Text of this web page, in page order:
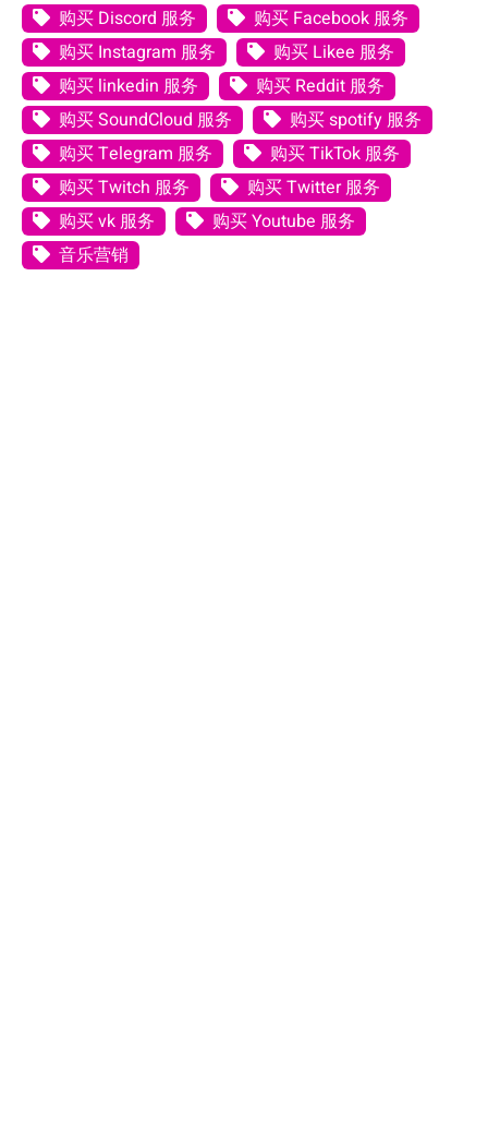
购买 Discord 服务
购买 Facebook 服务
购买 Instagram 服务
购买 Likee 服务
购买 linkedin 服务
购买 Reddit 服务
购买 SoundCloud 服务
购买 spotify 服务
购买 Telegram 服务
购买 TikTok 服务
购买 Twitch 服务
购买 Twitter 服务
购买 vk 服务
购买 Youtube 服务
音乐营销